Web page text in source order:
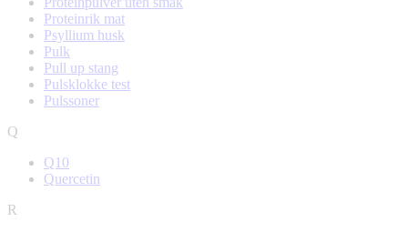
Proteinrik mat
Psyllium husk
Pulk
Pull up stang
Pulsklokke test
Pulssoner
Q
Q10
Quercetin
R